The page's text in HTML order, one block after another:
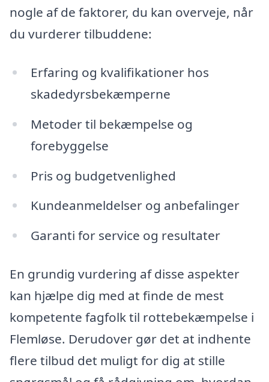
nogle af de faktorer, du kan overveje, når
du vurderer tilbuddene:
Erfaring og kvalifikationer hos
skadedyrsbekæmperne
Metoder til bekæmpelse og
forebyggelse
Pris og budgetvenlighed
Kundeanmeldelser og anbefalinger
Garanti for service og resultater
En grundig vurdering af disse aspekter
kan hjælpe dig med at finde de mest
kompetente fagfolk til rottebekæmpelse i
Flemløse. Derudover gør det at indhente
flere tilbud det muligt for dig at stille